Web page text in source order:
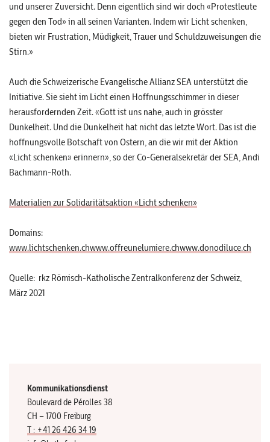
und unserer Zuversicht. Denn eigentlich sind wir doch «Protestleute
gegen den Tod» in all seinen Varianten. Indem wir Licht schenken,
bieten wir Frustration, Müdigkeit, Trauer und Schuldzuweisungen die
Stirn.»
Auch die Schweizerische Evangelische Allianz SEA unterstützt die
Initiative. Sie sieht im Licht einen Hoffnungsschimmer in dieser
herausfordernden Zeit. «Gott ist uns nahe, auch in grösster
Dunkelheit. Und die Dunkelheit hat nicht das letzte Wort. Das ist die
hoffnungsvolle Botschaft von Ostern, an die wir mit der Aktion
«Licht schenken» erinnern», so der Co-Generalsekretär der SEA, Andi
Bachmann-Roth.
Materialien zur Solidaritätsaktion «Licht schenken»
Domains:
www.lichtschenken.chwww.offreunelumiere.chwww.donodiluce.ch
Quelle: rkz Römisch-Katholische Zentralkonferenz der Schweiz,
März 2021
Kommunikationsdienst
Boulevard de Pérolles 38
CH – 1700 Freiburg
T : +41 26 426 34 19